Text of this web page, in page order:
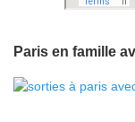
Paris en famille